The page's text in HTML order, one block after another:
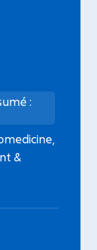
:
&